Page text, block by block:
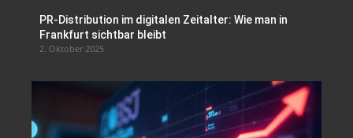
PR-Distribution im digitalen Zeitalter: Wie man in
Frankfurt sichtbar bleibt
2. Oktober 2025